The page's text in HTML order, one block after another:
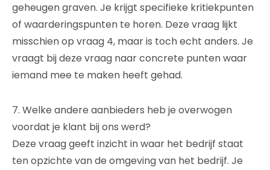
geheugen graven. Je krijgt specifieke kritiekpunten
of waarderingspunten te horen. Deze vraag lijkt
misschien op vraag 4, maar is toch echt anders. Je
vraagt bij deze vraag naar concrete punten waar
iemand mee te maken heeft gehad.
7. Welke andere aanbieders heb je overwogen
voordat je klant bij ons werd?
Deze vraag geeft inzicht in waar het bedrijf staat
ten opzichte van de omgeving van het bedrijf. Je